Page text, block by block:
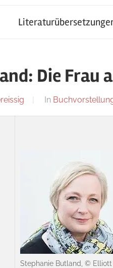
Die Frau
In
Stephanie Butland, © Elliott